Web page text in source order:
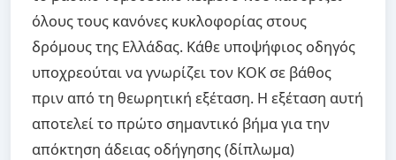
όλους τους κανόνες κυκλοφορίας στους
δρόμους της Ελλάδας. Κάθε υποψήφιος οδηγός
υποχρεούται να γνωρίζει τον ΚΟΚ σε βάθος
πριν από τη θεωρητική εξέταση. Η εξέταση αυτή
αποτελεί το πρώτο σημαντικό βήμα για την
απόκτηση άδειας οδήγησης (δίπλωμα)